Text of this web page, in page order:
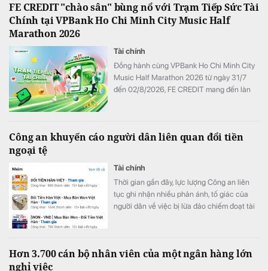
FE CREDIT "chào sân" bùng nổ với Trạm Tiếp Sức Tài
Chính tại VPBank Ho Chi Minh City Music Half
Marathon 2026
Tài chính
Đồng hành cùng VPBank Ho Chi Minh City
Music Half Marathon 2026 từ ngày 31/7
đến 02/8/2026, FE CREDIT mang đến làn
hướng “manifest” của giới trẻ thông qua bộ
chính đầu tiên và tận hưởng trọn vẹn không
gian Thể thao – Âm nhạc – Công nghệ đỉnh
cao.
Công an khuyến cáo người dân liên quan đổi tiền
ngoại tệ
Tài chính
Thời gian gần đây, lực lượng Công an liên
tục ghi nhận nhiều phản ánh, tố giác của
người dân về việc bị lừa đảo chiếm đoạt tài
Quốc (KRW).
Hơn 3.700 cán bộ nhân viên của một ngân hàng lớn
nghỉ việc